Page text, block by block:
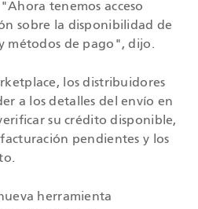
tenemos acceso
sobre la disponibilidad de
métodos de pago", dijo.
los distribuidores
a los detalles del envío en
su crédito disponible,
pendientes y los
herramienta